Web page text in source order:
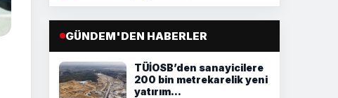
GÜNDEM'DEN HABERLER
TÜİOSB’den sanayicilere
200 bin metrekarelik yeni
yatırım...